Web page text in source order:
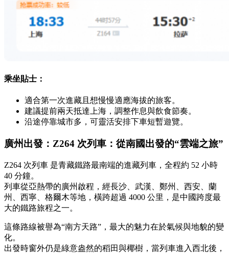
乘坐貼士：
適合第一次進藏且想慢慢適應海拔的旅客。
建議提前兩天抵達上海，調整作息與飲食節奏。
沿途停靠城市多，可靈活安排下車短暫遊覽。
廣州出發：Z264 次列車：從南國出發的“雲端之旅”
Z264 次列車 是青藏鐵路最南端的進藏列車，全程約 52 小時
40 分鐘。
列車從亞熱帶的廣州啟程，經長沙、武漢、鄭州、西安、蘭
州、西寧、格爾木等地，橫跨超過 4000 公里，是中國跨度最
大的鐵路旅程之一。
這條路線被譽為“南方天路”，最大的魅力在於氣候與地貌的變
化。
出發時窗外仍是綠意盎然的稻田與椰樹，當列車進入西北後，